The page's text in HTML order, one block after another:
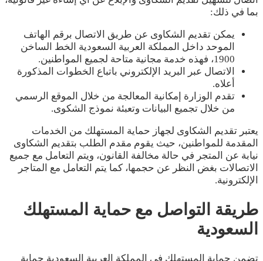
بما في ذلك:
يمكن تقديم الشكاوى عن طريق الاتصال برقم الهاتف
الموحد داخل المملكة العربية السعودية الخط الساخن
1900، فهذه خدمة مجانية متاحة لجميع المواطنين.
الاتصال عبر البريد الإلكتروني باتباع الخطوات المذكورة
أعلاه.
تقدم الوزارة إمكانية المعالجة من خلال الموقع الرسمي
من خلال تجميع البيانات وتعبئة نموذج الشكوى.
يعتبر تقديم الشكاوى لجهاز حماية المستهلك من الخدمات
المقدمة للمواطنين، حيث يقوم مقدم الطلب بتقديم الشكاوى
نيابة عن المتجر في حالة مخالفة القانون، ويتم التعامل مع جميع
الاتصالات بغض النظر عن حجمها، كما يتم التعامل مع المتاجر
الإلكترونية.
طريقة التواصل مع حماية المستهلك
السعودية
تضمن حماية المستهلك في المملكة العربية السعودية حماية